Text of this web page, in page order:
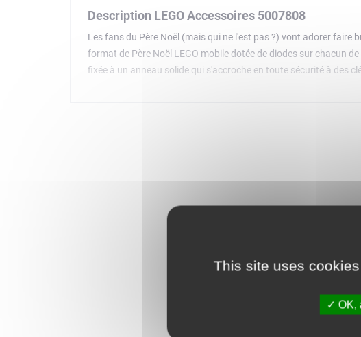
Description LEGO Accessoires 5007808
Les fans du Père Noël (mais qui ne l'est pas ?) vont adorer
format de Père Noël LEGO mobile dotée de diodes sur chacun
fixée à un anneau solide qui s'accroche en toute sécurité à des
This site uses
OK,